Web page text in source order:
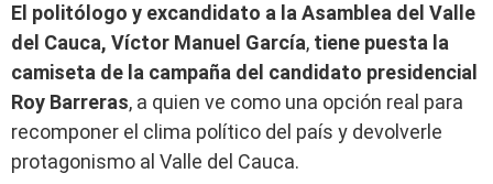
El politólogo y excandidato a la Asamblea del Valle
del Cauca, Víctor Manuel García, tiene puesta la
camiseta de la campaña del candidato presidencial
Roy Barreras, a quien ve como una opción real para
recomponer el clima político del país y devolverle
protagonismo al Valle del Cauca.